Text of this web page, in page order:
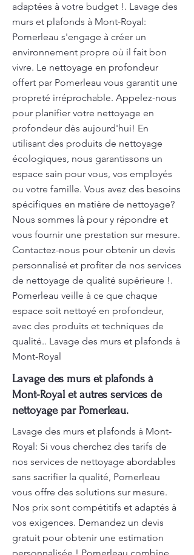
adaptées à votre budget !. Lavage des
murs et plafonds à Mont-Royal:
Pomerleau s'engage à créer un
environnement propre où il fait bon
vivre. Le nettoyage en profondeur
offert par Pomerleau vous garantit une
propreté irréprochable. Appelez-nous
pour planifier votre nettoyage en
profondeur dès aujourd'hui! En
utilisant des produits de nettoyage
écologiques, nous garantissons un
espace sain pour vous, vos employés
ou votre famille. Vous avez des besoins
spécifiques en matière de nettoyage?
Nous sommes là pour y répondre et
vous fournir une prestation sur mesure.
Contactez-nous pour obtenir un devis
personnalisé et profiter de nos services
de nettoyage de qualité supérieure !.
Pomerleau veille à ce que chaque
espace soit nettoyé en profondeur,
avec des produits et techniques de
qualité.. Lavage des murs et plafonds à
Mont-Royal
Lavage des murs et plafonds à
Mont-Royal et autres services de
nettoyage par Pomerleau.
Lavage des murs et plafonds à Mont-
Royal: Si vous cherchez des tarifs de
nos services de nettoyage abordables
sans sacrifier la qualité, Pomerleau
vous offre des solutions sur mesure.
Nos prix sont compétitifs et adaptés à
vos exigences. Demandez un devis
gratuit pour obtenir une estimation